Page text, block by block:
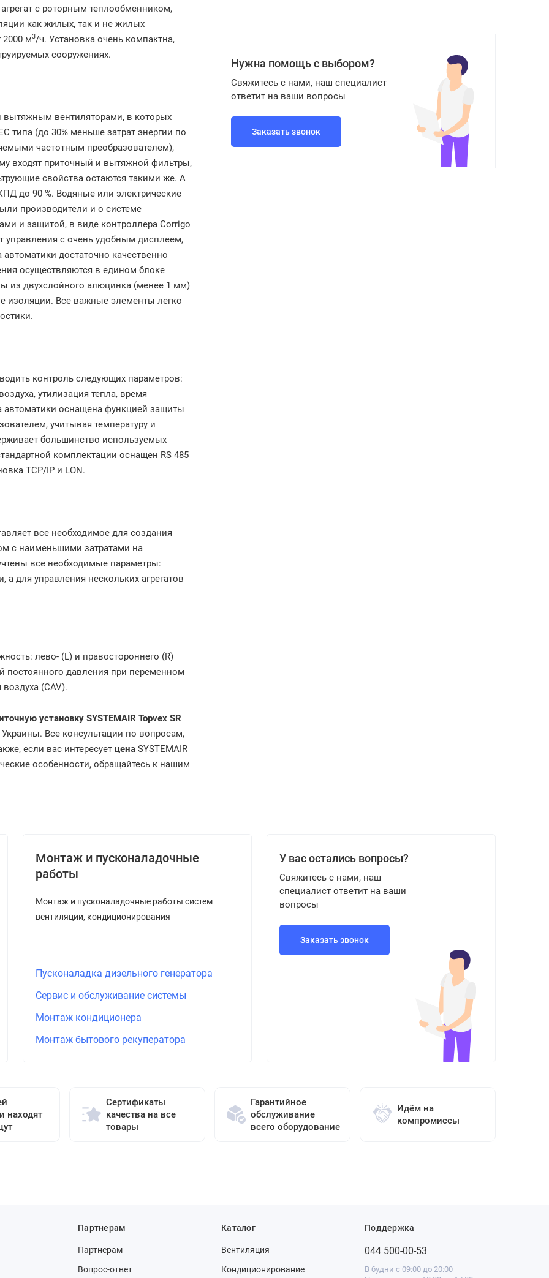
с роторным теплообменником,
как жилых, так и не жилых
2000 м3/ч. Установка очень компактна,
сооружениях.
вытяжным вентиляторами, в которых
типа (до 30% меньше затрат энергии по
частотным преобразователем),
входят приточный и вытяжной фильтры,
свойства остаются такими же. А
до 90 %. Водяные или электрические
производители и о системе
и защитой, в виде контроллера Corrigo
управления с очень удобным дисплеем,
достаточно качественно
осуществляются в едином блоке
из двухслойного алюцинка (менее 1 мм)
изоляции. Все важные элементы легко
контроль следующих параметров:
утилизация тепла, время
оснащена функцией защиты
учитывая температуру и
большинство используемых
комплектации оснащен RS 485
TCP/IP и LON.
все необходимое для создания
с наименьшими затратами на
все необходимые параметры:
а для управления нескольких агрегатов
лево- (L) и правостороннего (R)
постоянного давления при переменном
(CAV).
установку SYSTEMAIR Topvex SR
Все консультации по вопросам,
если вас интересует цена SYSTEMAIR
особенности, обращайтесь к нашим
Нужна помощь с выбором?
Свяжитесь с нами, наш специалист
ответит на ваши вопросы
Заказать звонок
Монтаж и пусконаладочные
работы
Монтаж и пусконаладочные работы систем
вентиляции, кондиционирования
Пусконаладка дизельного генератора
Сервис и обслуживание системы
Монтаж кондиционера
Монтаж бытового рекуператора
У вас остались вопросы?
Свяжитесь с нами, наш
специалист ответит на ваши
вопросы
Заказать звонок
находят
Сертификаты
качества на все
товары
Гарантийное
обслуживание
всего оборудование
Идём на
компромиссы
Партнерам
Партнерам
Вопрос-ответ
Каталог
Вентиляция
Кондиционирование
Поддержка
044 500-00-53
В будни с 09:00 до 20:00